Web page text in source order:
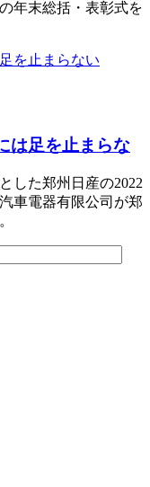
年末総括・表彰式を
は足を止まらな
した郑州日産の2022
車電器有限公司が郑